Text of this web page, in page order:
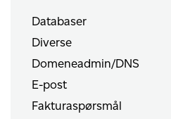
Databaser
Diverse
Domeneadmin/DNS
E-post
Fakturaspørsmål